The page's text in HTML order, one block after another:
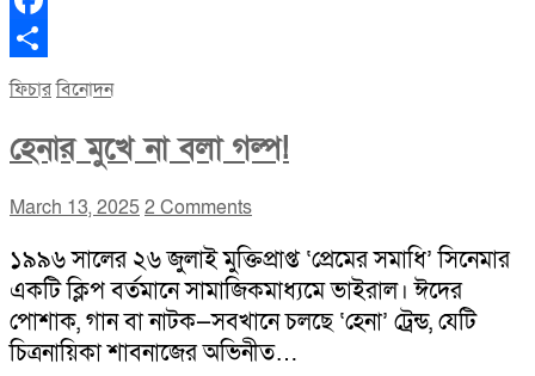
Facebook
Share
ফিচারবিনোদন
হেনার মুখে না বলা গল্প!
March 13, 20252 Comments
১৯৯৬ সালের ২৬ জুলাই মুক্তিপ্রাপ্ত ‘প্রেমের সমাধি’ সিনেমার
একটি ক্লিপ বর্তমানে সামাজিকমাধ্যমে ভাইরাল। ঈদের
পোশাক, গান বা নাটক—সবখানে চলছে ‘হেনা’ ট্রেন্ড, যেটি
চিত্রনায়িকা শাবনাজের অভিনীত…